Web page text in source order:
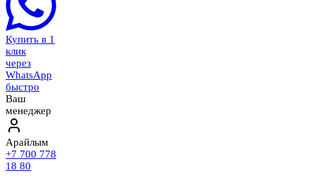
Купить в 1
клик
через
WhatsApp
быстро
Ваш
менеджер
Арайлым
+7 700 778
18 80